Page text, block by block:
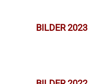
BILDER 2023